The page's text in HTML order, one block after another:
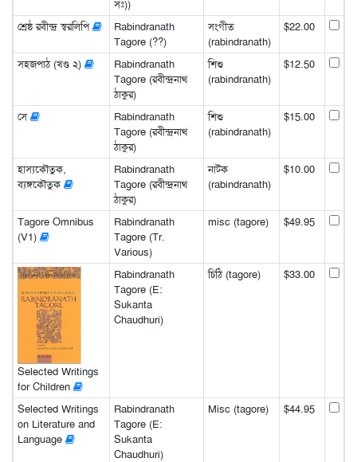
সঃ))
শ্রেষ্ঠ রবীন্দ্র স্বরলিপি
Rabindranath
Tagore (??)
সংগীত
(rabindranath)
$22.00
সহজপাঠ (খণ্ড ২)
Rabindranath
Tagore (রবীন্দ্রনাথ
ঠাকুর)
শিশু
(rabindranath)
$12.50
সে
Rabindranath
Tagore (রবীন্দ্রনাথ
ঠাকুর)
শিশু
(rabindranath)
$15.00
হাস্যকৌতুক,
ব্যঙ্গকৌতুক
Rabindranath
Tagore (রবীন্দ্রনাথ
ঠাকুর)
নাটক
(rabindranath)
$10.00
Tagore Omnibus
(V1)
Rabindranath
Tagore (Tr.
Various)
misc (tagore) $49.95
Selected Writings
for Children
Rabindranath
Tagore (E:
Sukanta
Chaudhuri)
চিঠি (tagore) $33.00
Selected Writings
on Literature and
Language
Rabindranath
Tagore (E:
Sukanta
Chaudhuri)
Misc (tagore) $44.95